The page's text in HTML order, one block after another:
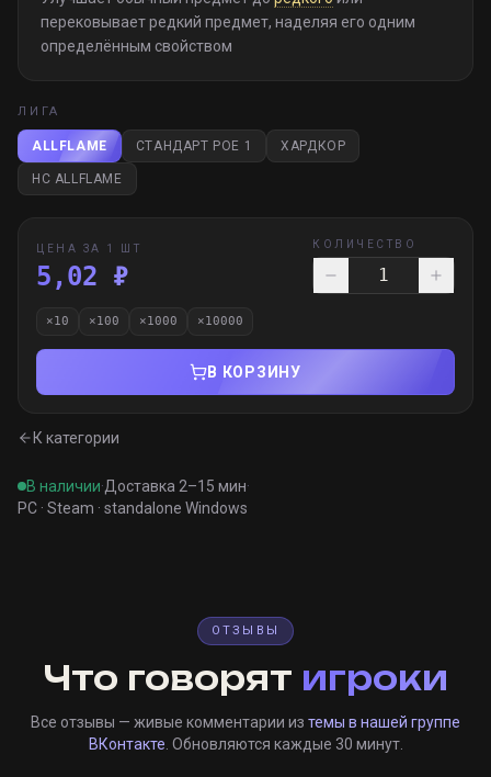
перековывает редкий предмет, наделяя его одним
определённым свойством
ЛИГА
ALLFLAME СТАНДАРТ POE 1 ХАРДКОР
HC ALLFLAME
ЦЕНА ЗА 1 ШТ
5,02 ₽
КОЛИЧЕСТВО
×10 ×100 ×1000 ×10000
В КОРЗИНУ
К категории
В наличии·Доставка 2–15 мин·
PC · Steam · standalone Windows
ОТЗЫВЫ
Что говорят игроки
Все отзывы — живые комментарии из темы в нашей группе
ВКонтакте . Обновляются каждые 30 минут.